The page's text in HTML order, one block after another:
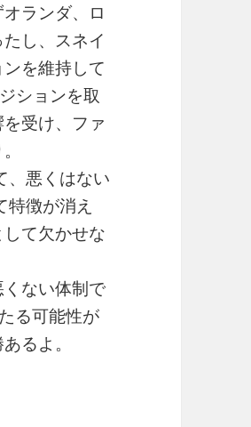
ランダ、ロ
し、スネイ
を維持して
ションを取
受け、ファ
、悪くはない
徴が消え
て欠かせな
ない体制で
る可能性が
るよ。